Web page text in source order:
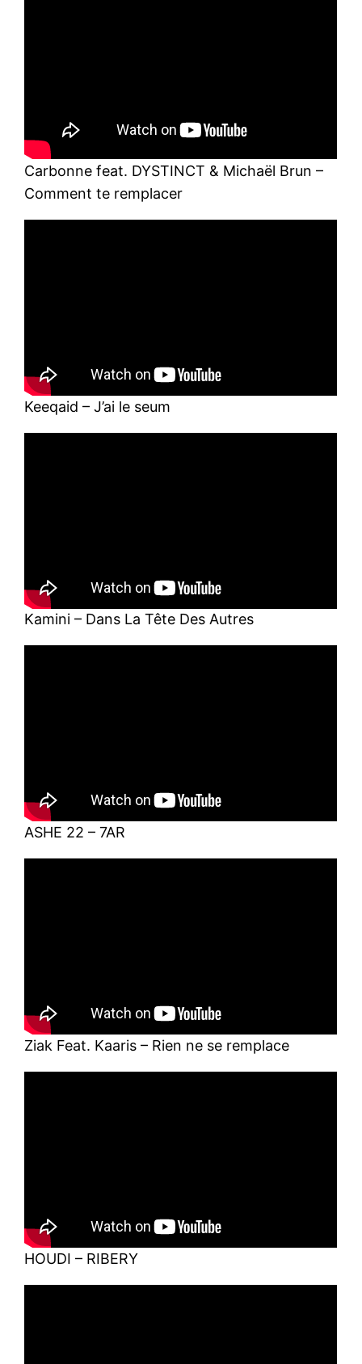
Carbonne feat. DYSTINCT & Michaël Brun –
Comment te remplacer
Keeqaid – J’ai le seum
Kamini – Dans La Tête Des Autres
ASHE 22 – 7AR
Ziak Feat. Kaaris – Rien ne se remplace
HOUDI – RIBERY